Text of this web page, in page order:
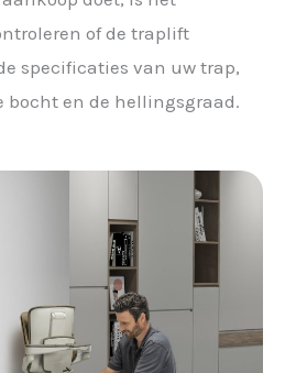
of de traplift
specificaties van uw trap,
bocht en de hellingsgraad.